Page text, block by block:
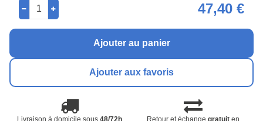
47,40 €
Ajouter au panier
Ajouter aux favoris
Livraison à domicile sous48/72h
Retour et échangegratuit en